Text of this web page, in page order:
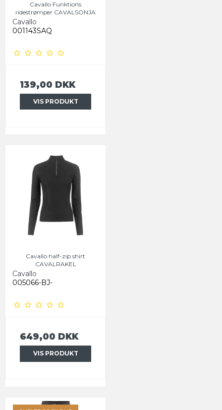
Cavallo Funktions
ridestrømper CAVALSONJA
Cavallo
001143SAQ
139,00 DKK
VIS PRODUKT
Cavallo half-zip shirt
CAVALRAKEL
Cavallo
005066-BJ-
649,00 DKK
VIS PRODUKT